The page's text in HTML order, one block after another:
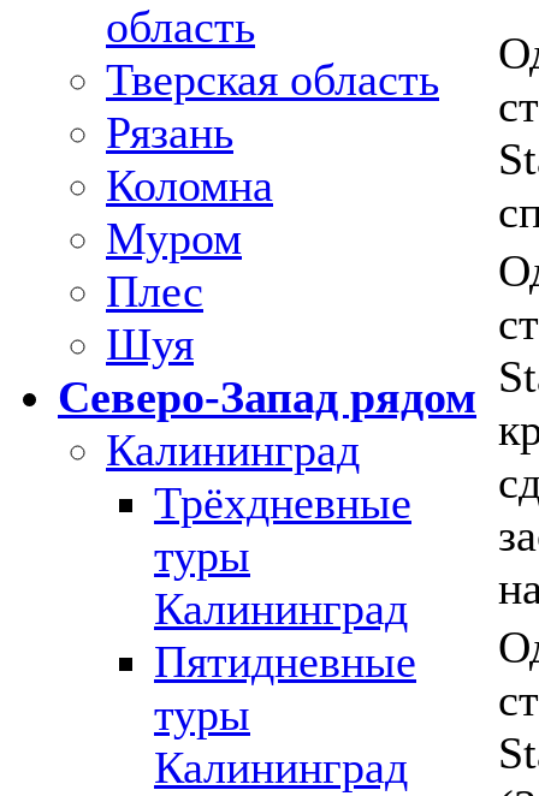
область
Тверская область
Рязань
Коломна
Муром
Плес
Шуя
Северо-Запад рядом
Калининград
Трёхдневные
туры
Калининград
Пятидневные
туры
Калининград